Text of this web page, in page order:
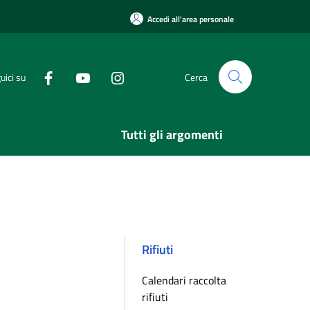
Accedi all'area personale
su Cerca
Tutti gli argomenti
Rifiuti
Calendari raccolta
rifiuti